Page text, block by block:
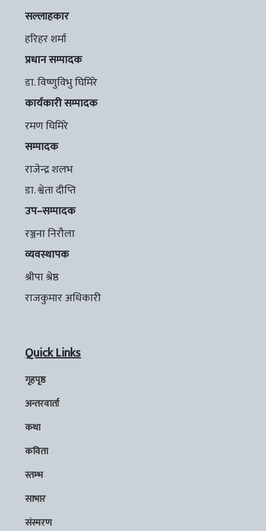
सल्लाहकार
हरिहर शर्मा
प्रधान सम्पादक
डा. विष्णुविभु घिमिरे
कार्यकारी सम्पादक
रमण घिमिरे
सम्पादक
राजेन्द्र शलभ
डा. श्वेता दीप्ति
उप–सम्पादक
रञ्जना निरौला
व्यवस्थापक
श्रीपा श्रेष्ठ
राजकुमार अधिकारी
Quick Links
गृहपृष्ठ
अन्तरवार्ता
कथा
कविता
स्तम्भ
साभार
संस्मरण